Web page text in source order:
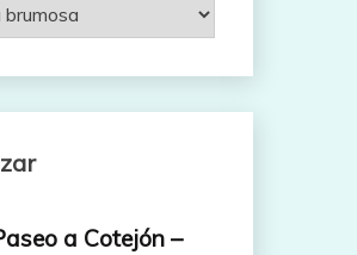
a Cotejón –